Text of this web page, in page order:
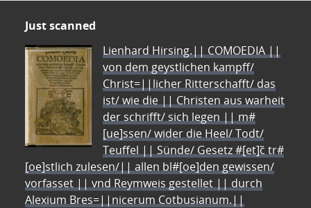
Just scanned
Lienhard Hirsing.|| COMOEDIA ||
von dem geystlichen kampff/
Christ=||licher Ritterschafft/ das
ist/ wie die || Christen aus warheit
der schrifft/ sich legen || m#
[ue]ssen/ wider die Heel/ Todt/
Teuffel || Sünde/ Gesetz #[et]c̃ tr#
[oe]stlich zulesen/|| allen bl#[oe]den gewissen/
vorfasset || vnd Reymweis gestellet || durch
Alexium Bres=||nicerum Cotbusianum.||